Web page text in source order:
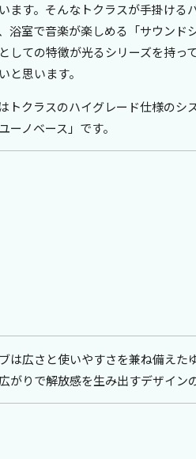
ます。そんなトクラスが手掛ける
浴室で音楽が楽しめる「サウンド
しての特徴が光るシリーズを持っ
と思います。
トクラスのハイグレード仕様のシ
ーノベース」です。
は広さと使いやすさを兼ね備え
がりで解放感を生み出すデザイン